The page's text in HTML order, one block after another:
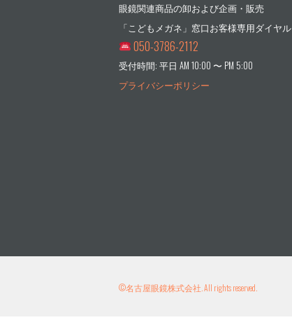
眼鏡関連商品の卸および企画・販売
「こどもメガネ」窓口お客様専用ダイヤル
050-3786-2112
受付時間: 平日 AM 10:00 〜 PM 5:00
プライバシーポリシー
©名古屋眼鏡株式会社 . All rights reserved.